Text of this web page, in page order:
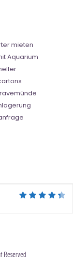
mieten
Aquarium
Reserved